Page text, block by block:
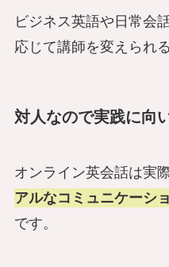
ビジネス英語や日常会
応じて講師を変えられ
対人なので実践に向
オンライン英会話は実
アルなコミュニケーシ
です。